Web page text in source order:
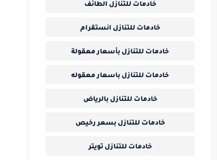
خادمات للتنازل الطائف
خادمات للتنازل انستقرام
خادمات للتنازل بأسعار معقولة
خادمات للتنازل باسعار معقوله
خادمات للتنازل بالرياض
خادمات للتنازل بسعر رخيص
خادمات للتنازل تويتر